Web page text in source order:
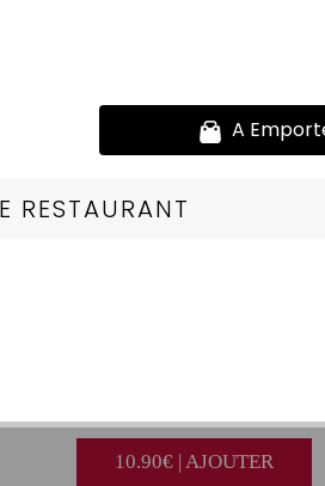
de viande bovine assaisonnée ou
10.90€ | AJOUTER